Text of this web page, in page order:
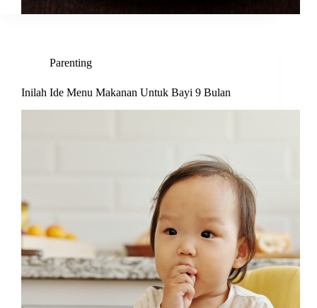
Parenting
Inilah Ide Menu Makanan Untuk Bayi 9 Bulan